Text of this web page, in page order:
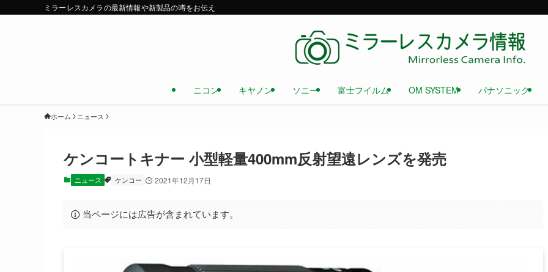
ミラーレスカメラの最新情報や新製品の噂をお伝え
ニコン キヤノン ソニー 富士フイルム OM SYSTEM パナソニック
ホーム ニュース
ケンコートキナー 小型軽量400mm反射望遠レンズを発売
ニュース ケンコー 2021年12月17日
当ページには広告が含まれています。